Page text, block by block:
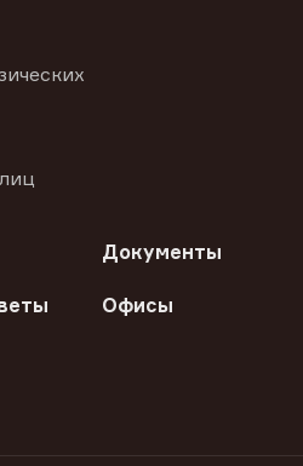
Документы
Офисы